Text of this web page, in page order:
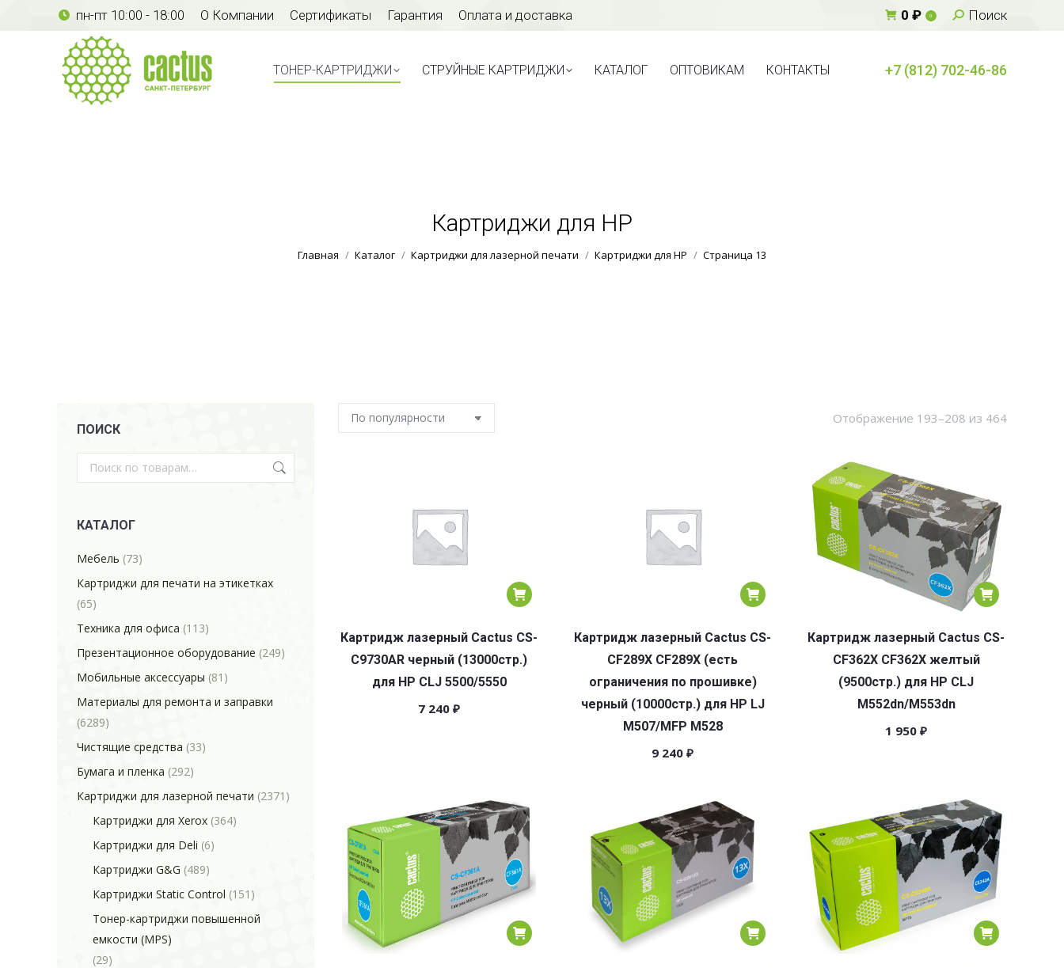
пн-пт 10:00 - 18:00 О Компании Сертификаты Гарантия Оплата и доставка 0 ₽ 0 Поиск:
Поиск
ТОНЕР-КАРТРИДЖИ СТРУЙНЫЕ КАРТРИДЖИ КАТАЛОГ ОПТОВИКАМ КОНТАКТЫ +7 (812) 702-46-86
Картриджи для HP
Вы здесь:
Главная Каталог Картриджи для лазерной печати Картриджи для HP Страница 13
Отображение 193–208 из 464
Картридж лазерный Cactus CS-
C9730AR черный (13000стр.)
для HP CLJ 5500/5550
7 240 ₽
Картридж лазерный Cactus CS-
CF289X CF289X (есть
ограничения по прошивке)
черный (10000стр.) для HP LJ
M507/MFP M528
9 240 ₽
Картридж лазерный Cactus CS-
CF362X CF362X желтый
(9500стр.) для HP CLJ
M552dn/M553dn
1 950 ₽
ПОИСК
КАТАЛОГ
Мебель (73)
Картриджи для печати на этикетках
(65)
Техника для офиса (113)
Презентационное оборудование (249)
Мобильные аксессуары (81)
Материалы для ремонта и заправки
(6289)
Чистящие средства (33)
Бумага и пленка (292)
Картриджи для лазерной печати (2371)
Картриджи для Xerox (364)
Картриджи для Deli (6)
Картриджи G&G (489)
Картриджи Static Control (151)
Тонер-картриджи повышенной
емкости (MPS)
(29)